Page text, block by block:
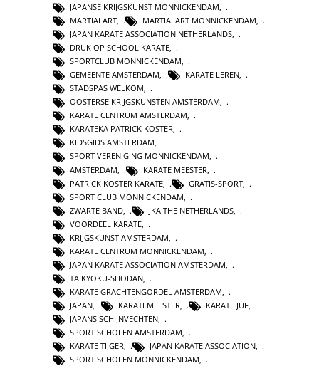
JAPANSE KRIJGSKUNST MONNICKENDAM
MARTIALART
MARTIALART MONNICKENDAM
JAPAN KARATE ASSOCIATION NETHERLANDS
DRUK OP SCHOOL KARATE
SPORTCLUB MONNICKENDAM,
GEMEENTE AMSTERDAM, KARATE LEREN,
STADSPAS WELKOM,
OOSTERSE KRIJGSKUNSTEN AMSTERDAM,
KARATE CENTRUM AMSTERDAM,
KARATEKA PATRICK KOSTER,
KIDSGIDS AMSTERDAM,
SPORT VERENIGING MONNICKENDAM,
AMSTERDAM
KARATE MEESTER
PATRICK KOSTER KARATE
GRATIS-SPORT
SPORT CLUB MONNICKENDAM
ZWARTE BAND
JKA THE NETHERLANDS
VOORDEEL KARATE
KRIJGSKUNST AMSTERDAM
KARATE CENTRUM MONNICKENDAM
JAPAN KARATE ASSOCIATION AMSTERDAM
TAIKYOKU-SHODAN,
KARATE GRACHTENGORDEL AMSTERDAM,
JAPAN, KARATEMEESTER, KARATE JUF,
JAPANS SCHIJNVECHTEN,
SPORT SCHOLEN AMSTERDAM,
KARATE TIJGER, JAPAN KARATE ASSOCIATION,
SPORT SCHOLEN MONNICKENDAM,